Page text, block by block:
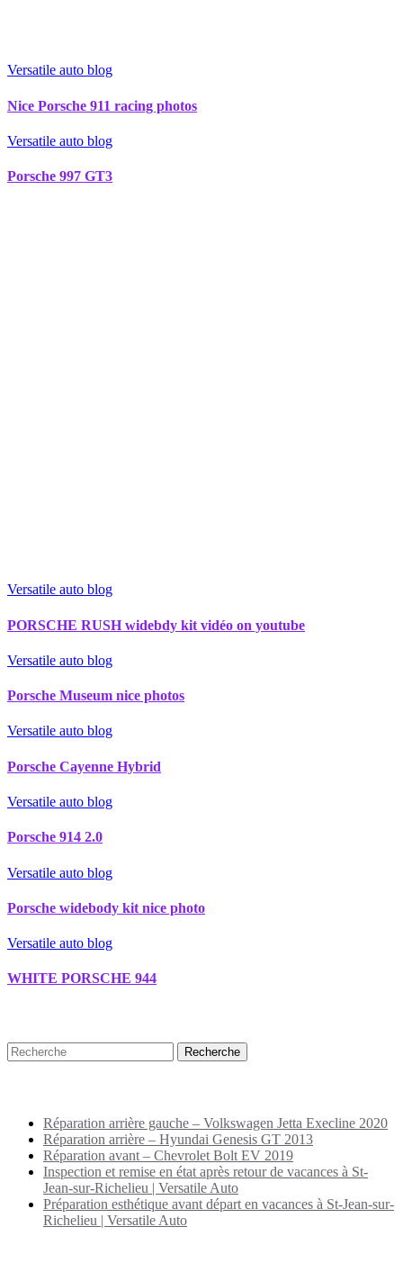
Versatile auto blog
Nice Porsche 911 racing photos
Versatile auto blog
Porsche 997 GT3
Versatile auto blog
PORSCHE RUSH widebdy kit vidéo on youtube
Versatile auto blog
Porsche Museum nice photos
Versatile auto blog
Porsche Cayenne Hybrid
Versatile auto blog
Porsche 914 2.0
Versatile auto blog
Porsche widebody kit nice photo
Versatile auto blog
WHITE PORSCHE 944
Réparation arrière gauche – Volkswagen Jetta Execline 2020
Réparation arrière – Hyundai Genesis GT 2013
Réparation avant – Chevrolet Bolt EV 2019
Inspection et remise en état après retour de vacances à St-
Jean-sur-Richelieu | Versatile Auto
Préparation esthétique avant départ en vacances à St-Jean-sur-
Richelieu | Versatile Auto